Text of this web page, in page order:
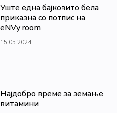
Уште една бајковито бела
приказна со потпис на
eNVy room
15.05.2024
Најдобро време за земање
витамини